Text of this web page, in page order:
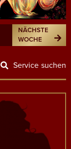
NÄCHSTE
WOCHE
Service suchen